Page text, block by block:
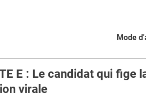
Mode
E : Le candidat qui fige
virale